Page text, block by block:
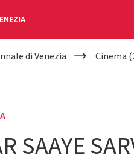
di Venezia Cinema
SAAYE